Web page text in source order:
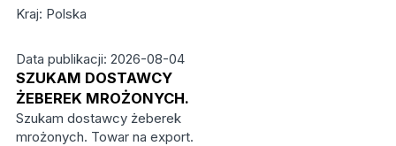
Kraj: Polska
Data publikacji: 2026-08-04
SZUKAM DOSTAWCY
ŻEBEREK MROŻONYCH.
Szukam dostawcy żeberek
mrożonych. Towar na export.